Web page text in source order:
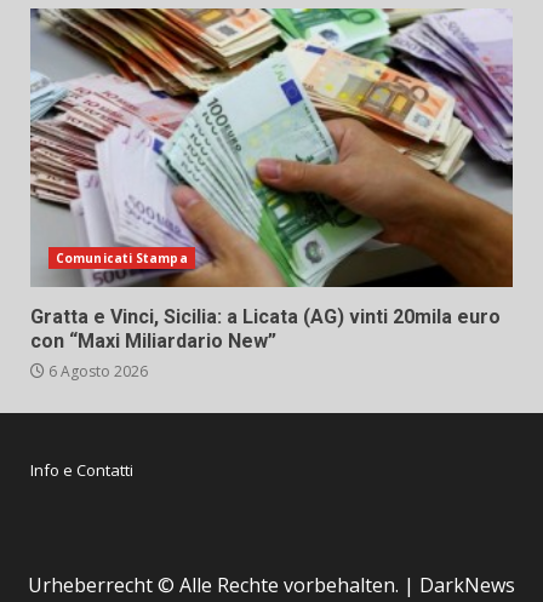
Comunicati Stampa
Gratta e Vinci, Sicilia: a Licata (AG) vinti 20mila euro
con “Maxi Miliardario New”
6 Agosto 2026
Info e Contatti
Urheberrecht © Alle Rechte vorbehalten. | DarkNews